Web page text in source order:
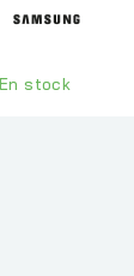
En stock